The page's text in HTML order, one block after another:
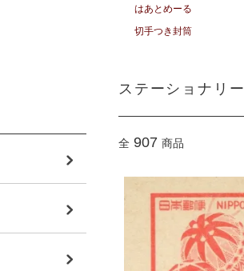
はあとめーる
切手つき封筒
ステーショナリー
全 907 商品